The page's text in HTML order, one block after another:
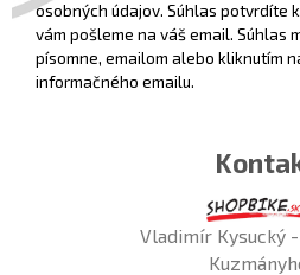
osobných údajov. Súhlas potvrdíte
vám pošleme na váš email. Súhlas
písomne, emailom alebo kliknutím
informačného emailu.
Vladimír Kysucký